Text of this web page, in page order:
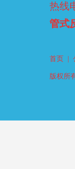
热线
管式
首页
版权所